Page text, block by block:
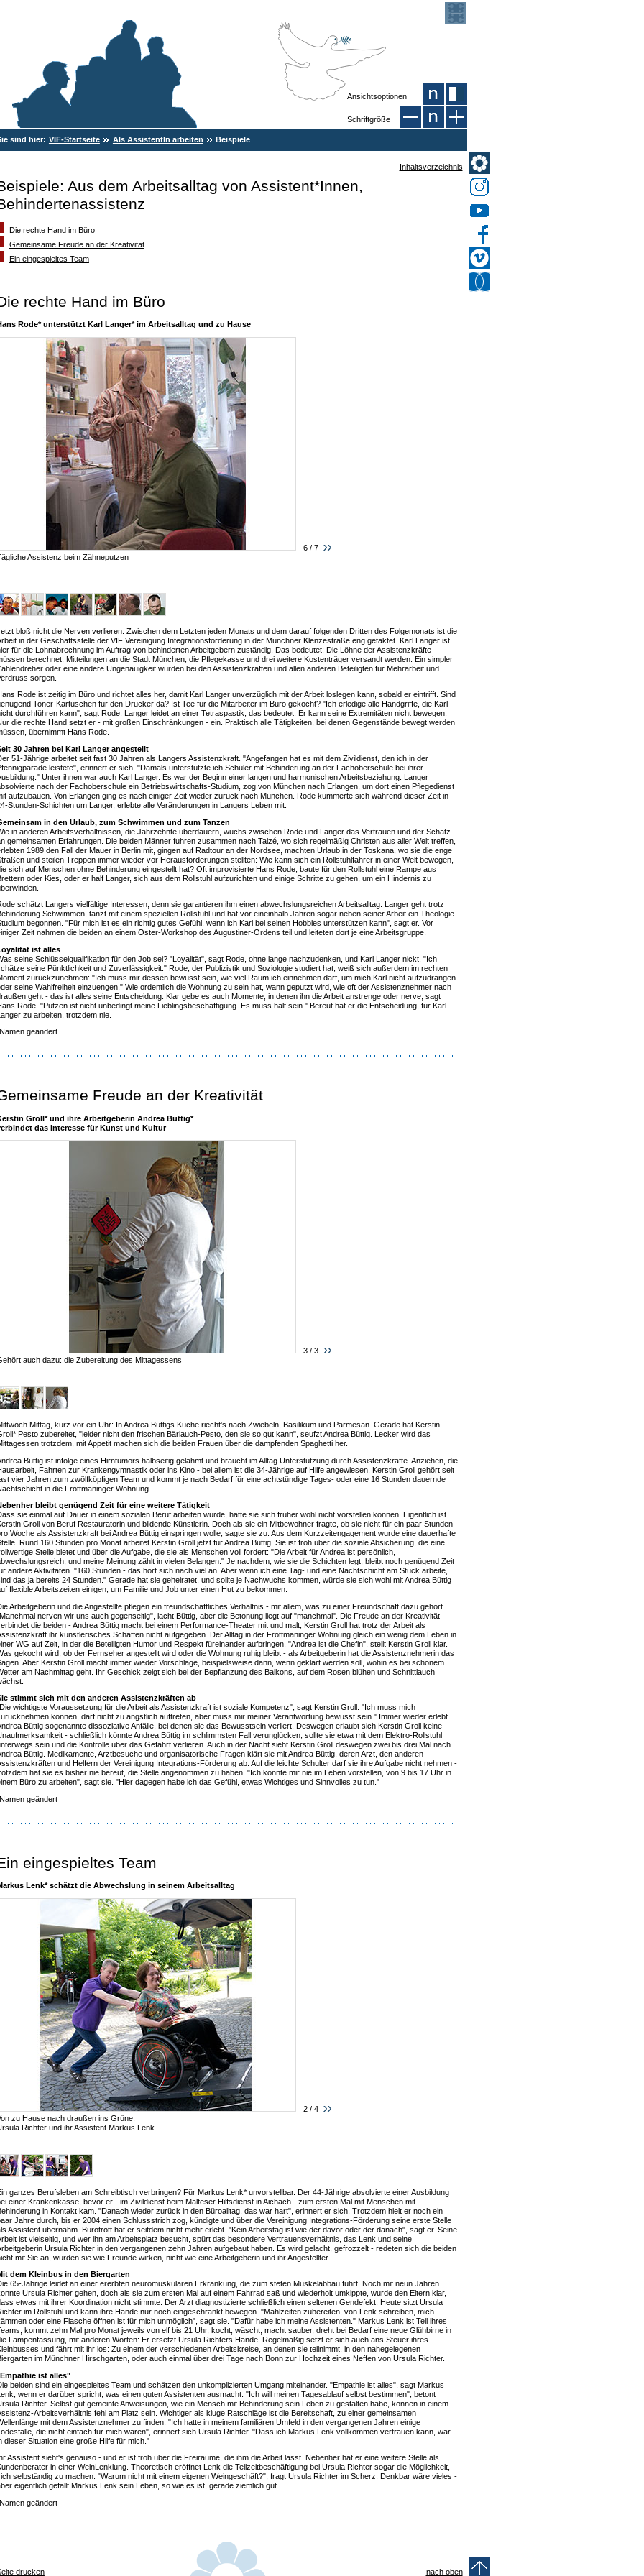
Ansichtsoptionen
Schriftgröße
sind hier: VIF-Startseite Als AssistentIn arbeiten Beispiele
Inhaltsverzeichnis
Aus dem Arbeitsalltag von Assistent*Innen,
Die rechte Hand im Büro
Gemeinsame Freude an der Kreativität
Ein eingespieltes Team
rechte Hand im Büro
Rode* unterstützt Karl Langer* im Arbeitsalltag und zu Hause
6 / 7
Assistenz beim Zähneputzen
bloß nicht die Nerven verlieren: Zwischen dem Letzten jeden Monats und dem darauf folgenden Dritten des Folgemonats ist die
in der Geschäftsstelle der VIF Vereinigung Integrationsförderung in der Münchner Klenzestraße eng getaktet. Karl Langer ist
für die Lohnabrechnung im Auftrag von behinderten Arbeitgebern zuständig. Das bedeutet: Die Löhne der Assistenzkräfte
berechnet, Mitteilungen an die Stadt München, die Pflegekasse und drei weitere Kostenträger versandt werden. Ein simpler
oder eine andere Ungenauigkeit würden bei den Assistenzkräften und allen anderen Beteiligten für Mehrarbeit und
sorgen.
Rode ist zeitig im Büro und richtet alles her, damit Karl Langer unverzüglich mit der Arbeit loslegen kann, sobald er eintrifft. Sind
Toner-Kartuschen für den Drucker da? Ist Tee für die Mitarbeiter im Büro gekocht? "Ich erledige alle Handgriffe, die Karl
durchführen kann", sagt Rode. Langer leidet an einer Tetraspastik, das bedeutet: Er kann seine Extremitäten nicht bewegen.
die rechte Hand setzt er - mit großen Einschränkungen - ein. Praktisch alle Tätigkeiten, bei denen Gegenstände bewegt werden
übernimmt Hans Rode.
30 Jahren bei Karl Langer angestellt
51-Jährige arbeitet seit fast 30 Jahren als Langers Assistenzkraft. "Angefangen hat es mit dem Zivildienst, den ich in der
leistete", erinnert er sich. "Damals unterstützte ich Schüler mit Behinderung an der Fachoberschule bei ihrer
Unter ihnen war auch Karl Langer. Es war der Beginn einer langen und harmonischen Arbeitsbeziehung: Langer
nach der Fachoberschule ein Betriebswirtschafts-Studium, zog von München nach Erlangen, um dort einen Pflegedienst
aufzubauen. Von Erlangen ging es nach einiger Zeit wieder zurück nach München. Rode kümmerte sich während dieser Zeit in
Stunden-Schichten um Langer, erlebte alle Veränderungen in Langers Leben mit.
in den Urlaub, zum Schwimmen und zum Tanzen
in anderen Arbeitsverhältnissen, die Jahrzehnte überdauern, wuchs zwischen Rode und Langer das Vertrauen und der Schatz
gemeinsamen Erfahrungen. Die beiden Männer fuhren zusammen nach Taizé, wo sich regelmäßig Christen aus aller Welt treffen,
1989 den Fall der Mauer in Berlin mit, gingen auf Radtour an der Nordsee, machten Urlaub in der Toskana, wo sie die enge
und steilen Treppen immer wieder vor Herausforderungen stellten: Wie kann sich ein Rollstuhlfahrer in einer Welt bewegen,
sich auf Menschen ohne Behinderung eingestellt hat? Oft improvisierte Hans Rode, baute für den Rollstuhl eine Rampe aus
oder Kies, oder er half Langer, sich aus dem Rollstuhl aufzurichten und einige Schritte zu gehen, um ein Hindernis zu
schätzt Langers vielfältige Interessen, denn sie garantieren ihm einen abwechslungsreichen Arbeitsalltag. Langer geht trotz
Schwimmen, tanzt mit einem speziellen Rollstuhl und hat vor eineinhalb Jahren sogar neben seiner Arbeit ein Theologie-
begonnen. "Für mich ist es ein richtig gutes Gefühl, wenn ich Karl bei seinen Hobbies unterstützen kann", sagt er. Vor
Zeit nahmen die beiden an einem Oster-Workshop des Augustiner-Ordens teil und leiteten dort je eine Arbeitsgruppe.
ist alles
seine Schlüsselqualifikation für den Job sei? "Loyalität", sagt Rode, ohne lange nachzudenken, und Karl Langer nickt. "Ich
seine Pünktlichkeit und Zuverlässigkeit." Rode, der Publizistik und Soziologie studiert hat, weiß sich außerdem im rechten
zurückzunehmen: "Ich muss mir dessen bewusst sein, wie viel Raum ich einnehmen darf, um mich Karl nicht aufzudrängen
seine Wahlfreiheit einzuengen." Wie ordentlich die Wohnung zu sein hat, wann geputzt wird, wie oft der Assistenznehmer nach
geht - das ist alles seine Entscheidung. Klar gebe es auch Momente, in denen ihn die Arbeit anstrenge oder nerve, sagt
Rode. "Putzen ist nicht unbedingt meine Lieblingsbeschäftigung. Es muss halt sein." Bereut hat er die Entscheidung, für Karl
zu arbeiten, trotzdem nie.
geändert
Freude an der Kreativität
Groll* und ihre Arbeitgeberin Andrea Büttig*
das Interesse für Kunst und Kultur
3 / 3
auch dazu: die Zubereitung des Mittagessens
Mittag, kurz vor ein Uhr: In Andrea Büttigs Küche riecht's nach Zwiebeln, Basilikum und Parmesan. Gerade hat Kerstin
Pesto zubereitet, "leider nicht den frischen Bärlauch-Pesto, den sie so gut kann", seufzt Andrea Büttig. Lecker wird das
trotzdem, mit Appetit machen sich die beiden Frauen über die dampfenden Spaghetti her.
Büttig ist infolge eines Hirntumors halbseitig gelähmt und braucht im Alltag Unterstützung durch Assistenzkräfte. Anziehen, die
Fahrten zur Krankengymnastik oder ins Kino - bei allem ist die 34-Jährige auf Hilfe angewiesen. Kerstin Groll gehört seit
vier Jahren zum zwölfköpfigen Team und kommt je nach Bedarf für eine achtstündige Tages- oder eine 16 Stunden dauernde
in die Fröttmaninger Wohnung.
bleibt genügend Zeit für eine weitere Tätigkeit
sie einmal auf Dauer in einem sozialen Beruf arbeiten würde, hätte sie sich früher wohl nicht vorstellen können. Eigentlich ist
Groll von Beruf Restauratorin und bildende Künstlerin. Doch als sie ein Mitbewohner fragte, ob sie nicht für ein paar Stunden
Woche als Assistenzkraft bei Andrea Büttig einspringen wolle, sagte sie zu. Aus dem Kurzzeitengagement wurde eine dauerhafte
Rund 160 Stunden pro Monat arbeitet Kerstin Groll jetzt für Andrea Büttig. Sie ist froh über die soziale Absicherung, die eine
Stelle bietet und über die Aufgabe, die sie als Menschen voll fordert: "Die Arbeit für Andrea ist persönlich,
und meine Meinung zählt in vielen Belangen." Je nachdem, wie sie die Schichten legt, bleibt noch genügend Zeit
andere Aktivitäten. "160 Stunden - das hört sich nach viel an. Aber wenn ich eine Tag- und eine Nachtschicht am Stück arbeite,
das ja bereits 24 Stunden." Gerade hat sie geheiratet, und sollte je Nachwuchs kommen, würde sie sich wohl mit Andrea Büttig
flexible Arbeitszeiten einigen, um Familie und Job unter einen Hut zu bekommen.
Arbeitgeberin und die Angestellte pflegen ein freundschaftliches Verhältnis - mit allem, was zu einer Freundschaft dazu gehört.
nerven wir uns auch gegenseitig", lacht Büttig, aber die Betonung liegt auf "manchmal". Die Freude an der Kreativität
die beiden - Andrea Büttig macht bei einem Performance-Theater mit und malt, Kerstin Groll hat trotz der Arbeit als
ihr künstlerisches Schaffen nicht aufgegeben. Der Alltag in der Fröttmaninger Wohnung gleich ein wenig dem Leben in
WG auf Zeit, in der die Beteiligten Humor und Respekt füreinander aufbringen. "Andrea ist die Chefin", stellt Kerstin Groll klar.
gekocht wird, ob der Fernseher angestellt wird oder die Wohnung ruhig bleibt - als Arbeitgeberin hat die Assistenznehmerin das
Aber Kerstin Groll macht immer wieder Vorschläge, beispielsweise dann, wenn geklärt werden soll, wohin es bei schönem
am Nachmittag geht. Ihr Geschick zeigt sich bei der Bepflanzung des Balkons, auf dem Rosen blühen und Schnittlauch
stimmt sich mit den anderen Assistenzkräften ab
wichtigste Voraussetzung für die Arbeit als Assistenzkraft ist soziale Kompetenz", sagt Kerstin Groll. "Ich muss mich
können, darf nicht zu ängstlich auftreten, aber muss mir meiner Verantwortung bewusst sein." Immer wieder erlebt
Büttig sogenannte dissoziative Anfälle, bei denen sie das Bewusstsein verliert. Deswegen erlaubt sich Kerstin Groll keine
- schließlich könnte Andrea Büttig im schlimmsten Fall verunglücken, sollte sie etwa mit dem Elektro-Rollstuhl
sein und die Kontrolle über das Gefährt verlieren. Auch in der Nacht sieht Kerstin Groll deswegen zwei bis drei Mal nach
Büttig. Medikamente, Arztbesuche und organisatorische Fragen klärt sie mit Andrea Büttig, deren Arzt, den anderen
und Helfern der Vereinigung Integrations-Förderung ab. Auf die leichte Schulter darf sie ihre Aufgabe nicht nehmen -
hat sie es bisher nie bereut, die Stelle angenommen zu haben. "Ich könnte mir nie im Leben vorstellen, von 9 bis 17 Uhr in
Büro zu arbeiten", sagt sie. "Hier dagegen habe ich das Gefühl, etwas Wichtiges und Sinnvolles zu tun."
geändert
eingespieltes Team
Lenk* schätzt die Abwechslung in seinem Arbeitsalltag
2 / 4
zu Hause nach draußen ins Grüne:
Richter und ihr Assistent Markus Lenk
ganzes Berufsleben am Schreibtisch verbringen? Für Markus Lenk* unvorstellbar. Der 44-Jährige absolvierte einer Ausbildung
einer Krankenkasse, bevor er - im Zivildienst beim Malteser Hilfsdienst in Aichach - zum ersten Mal mit Menschen mit
in Kontakt kam. "Danach wieder zurück in den Büroalltag, das war hart", erinnert er sich. Trotzdem hielt er noch ein
Jahre durch, bis er 2004 einen Schlussstrich zog, kündigte und über die Vereinigung Integrations-Förderung seine erste Stelle
Assistent übernahm. Bürotrott hat er seitdem nicht mehr erlebt. "Kein Arbeitstag ist wie der davor oder der danach", sagt er. Seine
ist vielseitig, und wer ihn am Arbeitsplatz besucht, spürt das besondere Vertrauensverhältnis, das Lenk und seine
Ursula Richter in den vergangenen zehn Jahren aufgebaut haben. Es wird gelacht, gefrozzelt - redeten sich die beiden
mit Sie an, würden sie wie Freunde wirken, nicht wie eine Arbeitgeberin und ihr Angestellter.
dem Kleinbus in den Biergarten
65-Jährige leidet an einer ererbten neuromuskulären Erkrankung, die zum steten Muskelabbau führt. Noch mit neun Jahren
Ursula Richter gehen, doch als sie zum ersten Mal auf einem Fahrrad saß und wiederholt umkippte, wurde den Eltern klar,
etwas mit ihrer Koordination nicht stimmte. Der Arzt diagnostizierte schließlich einen seltenen Gendefekt. Heute sitzt Ursula
im Rollstuhl und kann ihre Hände nur noch eingeschränkt bewegen. "Mahlzeiten zubereiten, von Lenk schreiben, mich
oder eine Flasche öffnen ist für mich unmöglich", sagt sie. "Dafür habe ich meine Assistenten." Markus Lenk ist Teil ihres
kommt zehn Mal pro Monat jeweils von elf bis 21 Uhr, kocht, wäscht, macht sauber, dreht bei Bedarf eine neue Glühbirne in
Lampenfassung, mit anderen Worten: Er ersetzt Ursula Richters Hände. Regelmäßig setzt er sich auch ans Steuer ihres
und fährt mit ihr los: Zu einem der verschiedenen Arbeitskreise, an denen sie teilnimmt, in den nahegelegenen
im Münchner Hirschgarten, oder auch einmal über drei Tage nach Bonn zur Hochzeit eines Neffen von Ursula Richter.
ist alles"
beiden sind ein eingespieltes Team und schätzen den unkomplizierten Umgang miteinander. "Empathie ist alles", sagt Markus
wenn er darüber spricht, was einen guten Assistenten ausmacht. "Ich will meinen Tagesablauf selbst bestimmen", betont
Richter. Selbst gut gemeinte Anweisungen, wie ein Mensch mit Behinderung sein Leben zu gestalten habe, können in einem
Arbeitsverhältnis fehl am Platz sein. Wichtiger als kluge Ratschläge ist die Bereitschaft, zu einer gemeinsamen
mit dem Assistenznehmer zu finden. "Ich hatte in meinem familiären Umfeld in den vergangenen Jahren einige
die nicht einfach für mich waren", erinnert sich Ursula Richter. "Dass ich Markus Lenk vollkommen vertrauen kann, war
dieser Situation eine große Hilfe für mich."
Ihr Assistent sieht's genauso - und er ist froh über die Freiräume, die ihm die Arbeit lässt. Nebenher hat er eine weitere Stelle als
in einer WeinLenklung. Theoretisch eröffnet Lenk die Teilzeitbeschäftigung bei Ursula Richter sogar die Möglichkeit,
selbständig zu machen. "Warum nicht mit einem eigenen Weingeschäft?", fragt Ursula Richter im Scherz. Denkbar wäre vieles -
eigentlich gefällt Markus Lenk sein Leben, so wie es ist, gerade ziemlich gut.
geändert
drucken nach oben